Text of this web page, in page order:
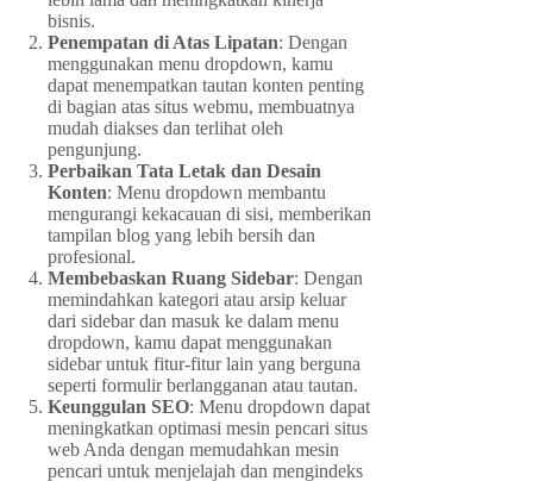
bisnis.
Penempatan di Atas Lipatan: Dengan
menggunakan menu dropdown, kamu
dapat menempatkan tautan konten penting
di bagian atas situs webmu, membuatnya
mudah diakses dan terlihat oleh
pengunjung.
Perbaikan Tata Letak dan Desain
Konten: Menu dropdown membantu
mengurangi kekacauan di sisi, memberikan
tampilan blog yang lebih bersih dan
profesional.
Membebaskan Ruang Sidebar: Dengan
memindahkan kategori atau arsip keluar
dari sidebar dan masuk ke dalam menu
dropdown, kamu dapat menggunakan
sidebar untuk fitur-fitur lain yang berguna
seperti formulir berlangganan atau tautan.
Keunggulan SEO: Menu dropdown dapat
meningkatkan optimasi mesin pencari situs
web Anda dengan memudahkan mesin
pencari untuk menjelajah dan mengindeks